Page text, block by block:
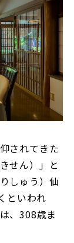
されてきた
せん）」と
しゅう）仙
といわれ
、308歳ま